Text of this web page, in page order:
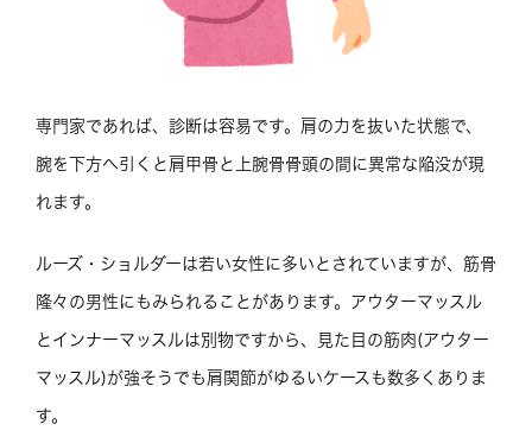
専門家であれば、診断は容易です。肩の力を抜いた状態で、
腕を下方へ引くと肩甲骨と上腕骨骨頭の間に異常な陥没が現
れます。
ルーズ・ショルダーは若い女性に多いとされていますが、筋骨
隆々の男性にもみられることがあります。アウターマッスル
とインナーマッスルは別物ですから、見た目の筋肉(アウター
マッスル)が強そうでも肩関節がゆるいケースも数多くありま
す。